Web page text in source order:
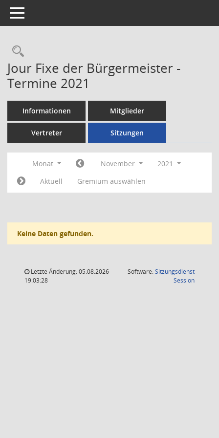
Toggle navigation
Rechercheauswahl
Jour Fixe der Bürgermeister -
Termine 2021
Informationen Mitglieder
Vertreter Sitzungen
Monat November
2021
Aktuell
Gremium auswählen
Keine Daten gefunden.
Letzte Änderung: 05.08.2026
19:03:28
Software:Sitzungsdienst
Session(Wird in